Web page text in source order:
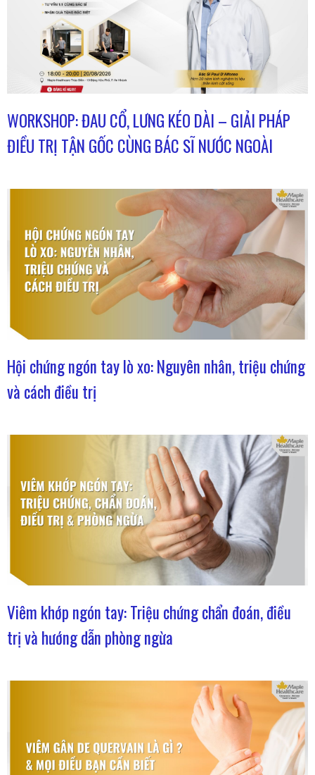
WORKSHOP: ĐAU CỔ, LƯNG KÉO DÀI – GIẢI PHÁP
ĐIỀU TRỊ TẬN GỐC CÙNG BÁC SĨ NƯỚC NGOÀI
Hội chứng ngón tay lò xo: Nguyên nhân, triệu chứng
và cách điều trị
Viêm khớp ngón tay: Triệu chứng chẩn đoán, điều
trị và hướng dẫn phòng ngừa